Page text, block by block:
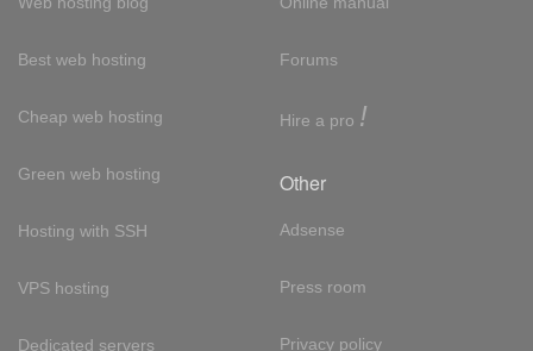
Best web hosting
Cheap web hosting
Green web hosting
Hosting with SSH
VPS hosting
Dedicated servers
Forums
Hire a pro !
Other
Adsense
Press room
Privacy policy